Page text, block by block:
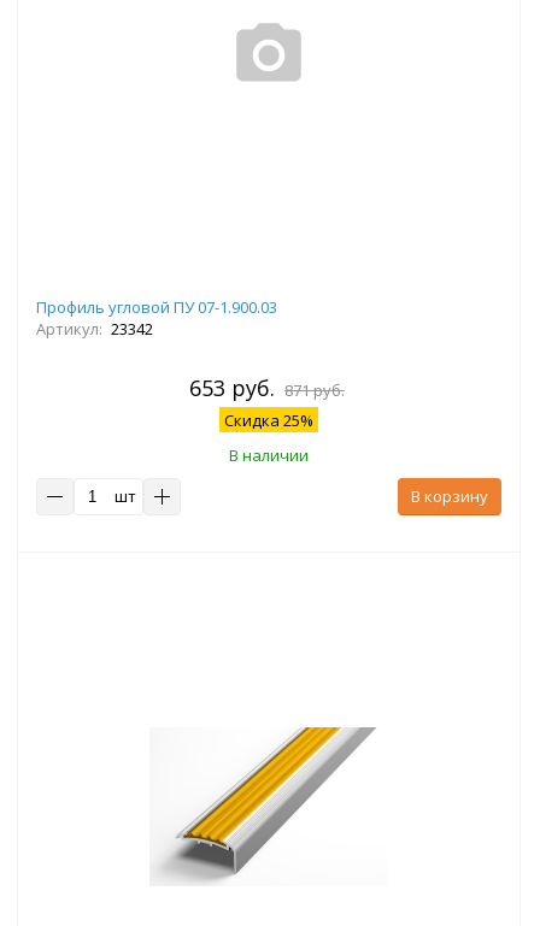
Профиль угловой ПУ 07-1.900.03
Артикул: 23342
653 руб. 871 руб.
Скидка 25%
В наличии
шт
В корзину